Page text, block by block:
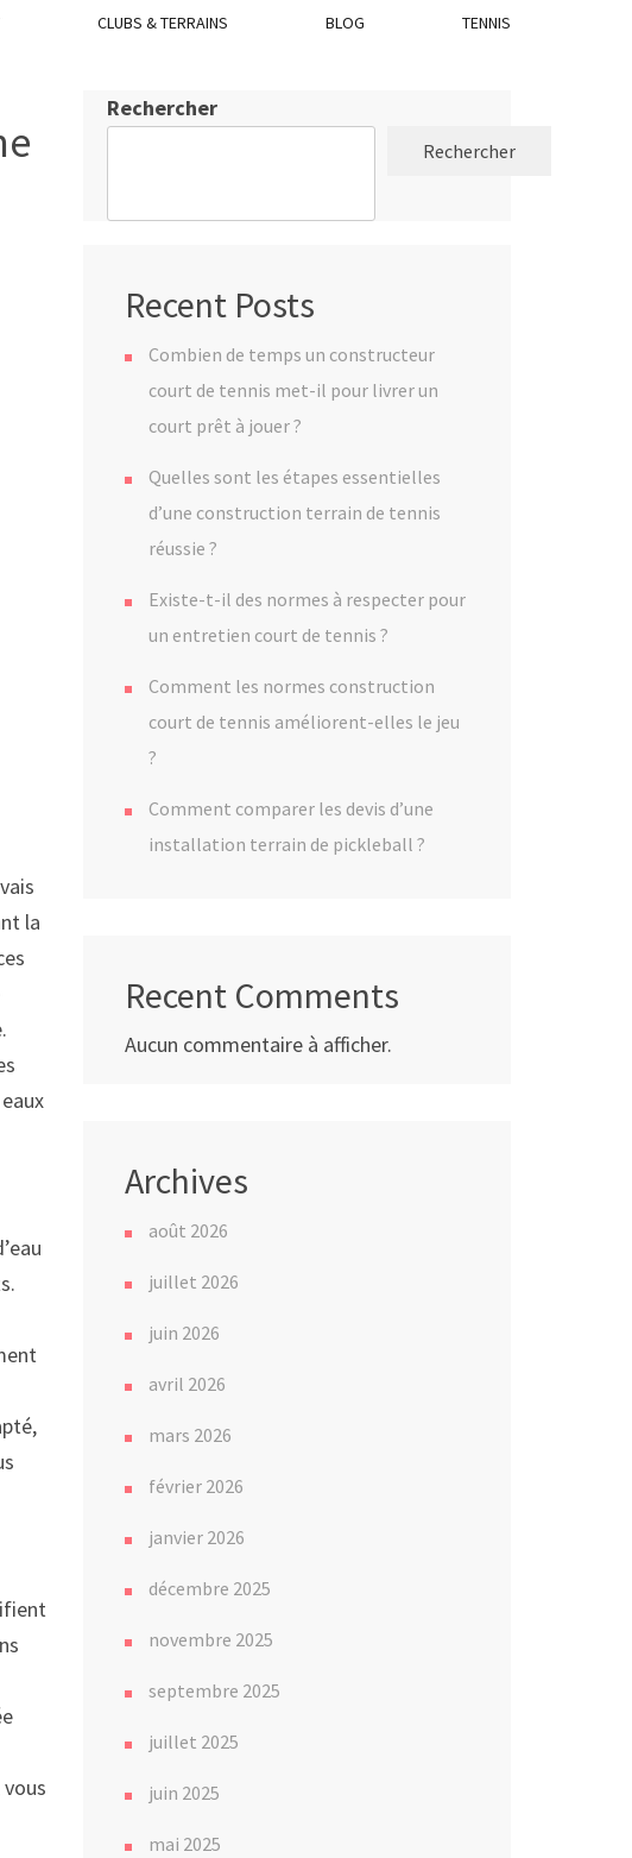
CLUBS & TERRAINS BLOG TENNIS
la
vous
Rechercher
Rechercher
Recent Posts
Combien de temps un constructeur
court de tennis met-il pour livrer un
court prêt à jouer ?
Quelles sont les étapes essentielles
d’une construction terrain de tennis
réussie ?
Existe-t-il des normes à respecter pour
un entretien court de tennis ?
Comment les normes construction
court de tennis améliorent-elles le jeu
?
Comment comparer les devis d’une
installation terrain de pickleball ?
Recent Comments
Aucun commentaire à afficher.
Archives
août 2026
juillet 2026
juin 2026
avril 2026
mars 2026
février 2026
janvier 2026
décembre 2025
novembre 2025
septembre 2025
juillet 2025
juin 2025
mai 2025